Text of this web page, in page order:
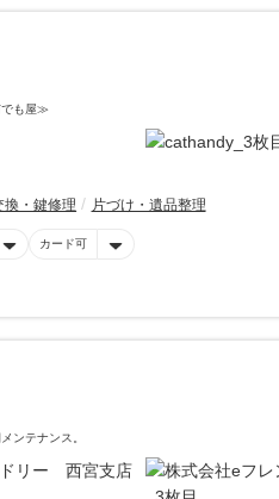
でも屋≫
換・鍵修理 片づけ・遺品整理
カード可
ンテナンス。